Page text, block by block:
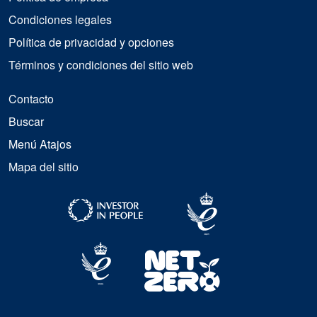
Condiciones legales
Política de privacidad y opciones
Términos y condiciones del sitio web
Contacto
Buscar
Menú Atajos
Mapa del sitio